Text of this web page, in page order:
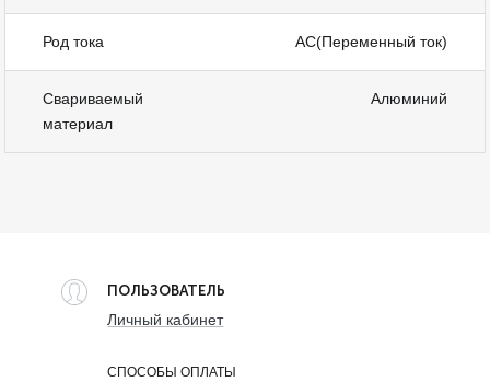
Род тока AC(Переменный ток)
Свариваемый
материал
Алюминий
ПОЛЬЗОВАТЕЛЬ
Личный кабинет
СПОСОБЫ ОПЛАТЫ